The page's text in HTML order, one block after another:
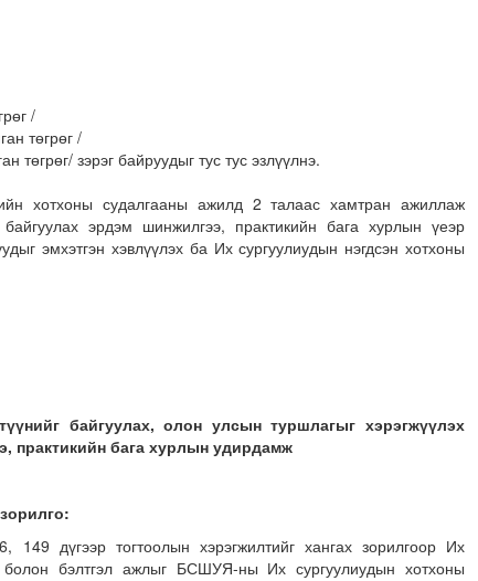
/
төгрөг /
төгрөг/ зэрэг байруудыг тус тус эзлүүлнэ.
хотхоны судалгааны ажилд 2 талаас хамтран ажиллаж
эрдэм шинжилгээ, практикийн бага хурлын үеэр
эмхэтгэн хэвлүүлэх ба Их сургуулиудын нэгдсэн хотхоны
байгуулах, олон улсын туршлагыг хэрэгжүүлэх
практикийн бага хурлын удирдамж
дүгээр тогтоолын хэрэгжилтийг хангах зорилгоор Их
болон бэлтгэл ажлыг БСШУЯ-ны Их сургуулиудын хотхоны